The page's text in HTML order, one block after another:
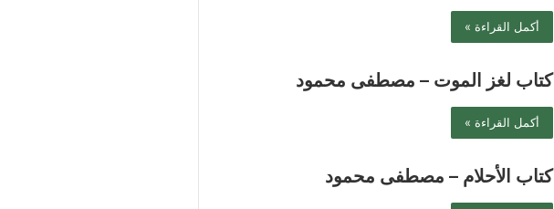
أكمل القراءة »
كتاب لغز الموت – مصطفى محمود
أكمل القراءة »
كتاب الأحلام – مصطفى محمود